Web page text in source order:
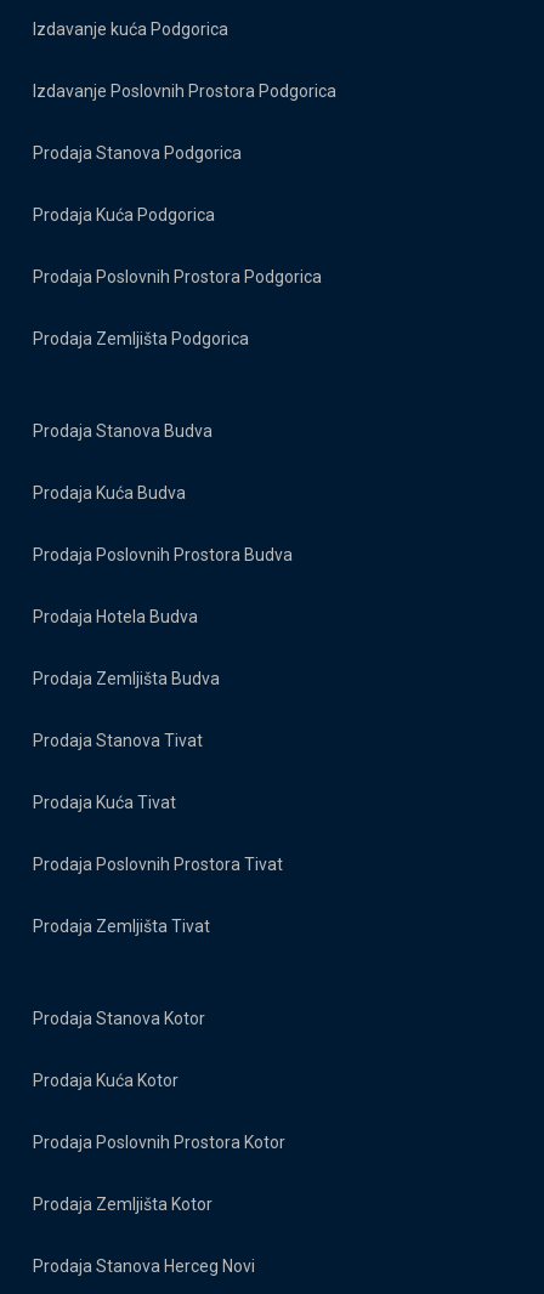
Izdavanje kuća Podgorica
Izdavanje Poslovnih Prostora Podgorica
Prodaja Stanova Podgorica
Prodaja Kuća Podgorica
Prodaja Poslovnih Prostora Podgorica
Prodaja Zemljišta Podgorica
Prodaja Stanova Budva
Prodaja Kuća Budva
Prodaja Poslovnih Prostora Budva
Prodaja Hotela Budva
Prodaja Zemljišta Budva
Prodaja Stanova Tivat
Prodaja Kuća Tivat
Prodaja Poslovnih Prostora Tivat
Prodaja Zemljišta Tivat
Prodaja Stanova Kotor
Prodaja Kuća Kotor
Prodaja Poslovnih Prostora Kotor
Prodaja Zemljišta Kotor
Prodaja Stanova Herceg Novi